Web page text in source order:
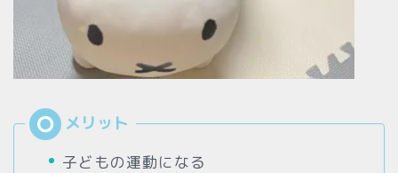
子どもの運動になる